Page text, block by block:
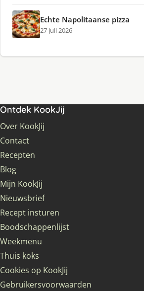
Echte Napolitaanse pizza
27 juli 2026
Ontdek KookJij
Over KookJij
Contact
Recepten
Blog
Mijn KookJij
Nieuwsbrief
Recept insturen
Boodschappenlijst
Weekmenu
Thuis koks
Cookies op KookJij
Gebruikersvoorwaarden